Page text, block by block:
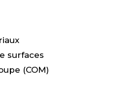
surfaces
(COM)